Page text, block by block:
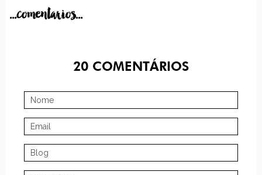
...comentarios...
20 COMENTÁRIOS